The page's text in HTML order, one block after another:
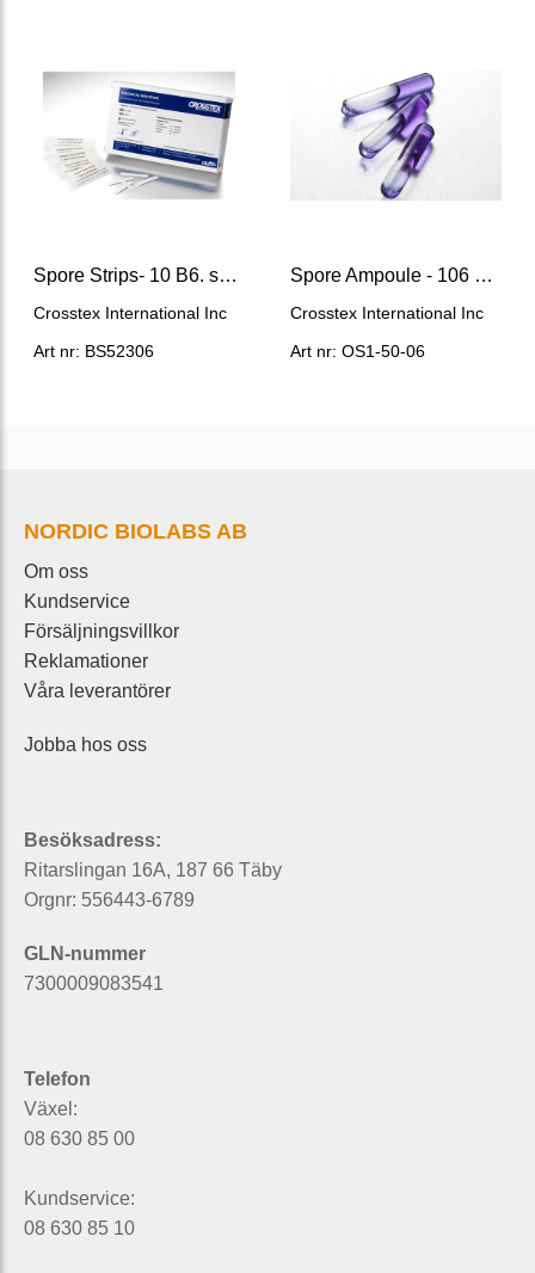
Spore Strips- 10 B6. subtilis Low Temp Steam S Strips 5230
Crosstex International Inc
Art nr: BS52306
Spore Ampoule - 106 50 Ampoules + 5 Neg Controls
Crosstex International Inc
Art nr: OS1-50-06
NORDIC BIOLABS AB
Om oss
Kundservice
Försäljningsvillkor
Reklamationer
Våra leverantörer
Jobba hos oss
Besöksadress:
Ritarslingan 16A, 187 66 Täby
Orgnr: 556443-6789
GLN-nummer
7300009083541
Telefon
Växel:
08 630 85 00
Kundservice:
08 630 85 10